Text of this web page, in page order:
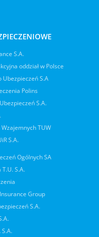
S.A.
oddział w Polsce
Ubezpieczeń S.A
Polins
S.A.
TUW
S.A.
Ogólnych SA
S.A.
Group
S.A.
S.A.